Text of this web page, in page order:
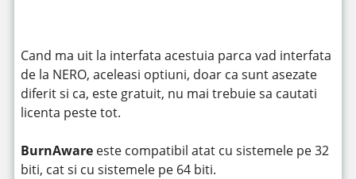
Cand ma uit la interfata acestuia parca vad interfata
de la NERO, aceleasi optiuni, doar ca sunt asezate
diferit si ca, este gratuit, nu mai trebuie sa cautati
licenta peste tot.
BurnAwareeste compatibil atat cu sistemele pe 32
biti, cat si cu sistemele pe 64 biti.